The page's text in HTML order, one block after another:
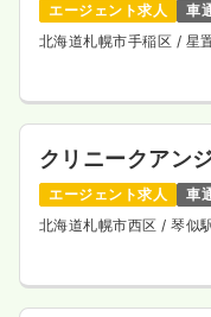
エージェント求人
車
北海道札幌市手稲区 / 星
クリニークアン
エージェント求人
車
北海道札幌市西区/ 琴似